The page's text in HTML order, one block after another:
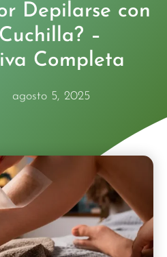
Depilarse con
–
Completa
agosto 5, 2025